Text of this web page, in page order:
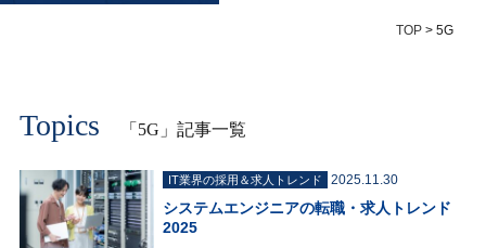
TOP >5G
Topics 「5G」記事一覧
IT業界の採用＆求人トレンド 2025.11.30
システムエンジニアの転職・求人トレンド
2025